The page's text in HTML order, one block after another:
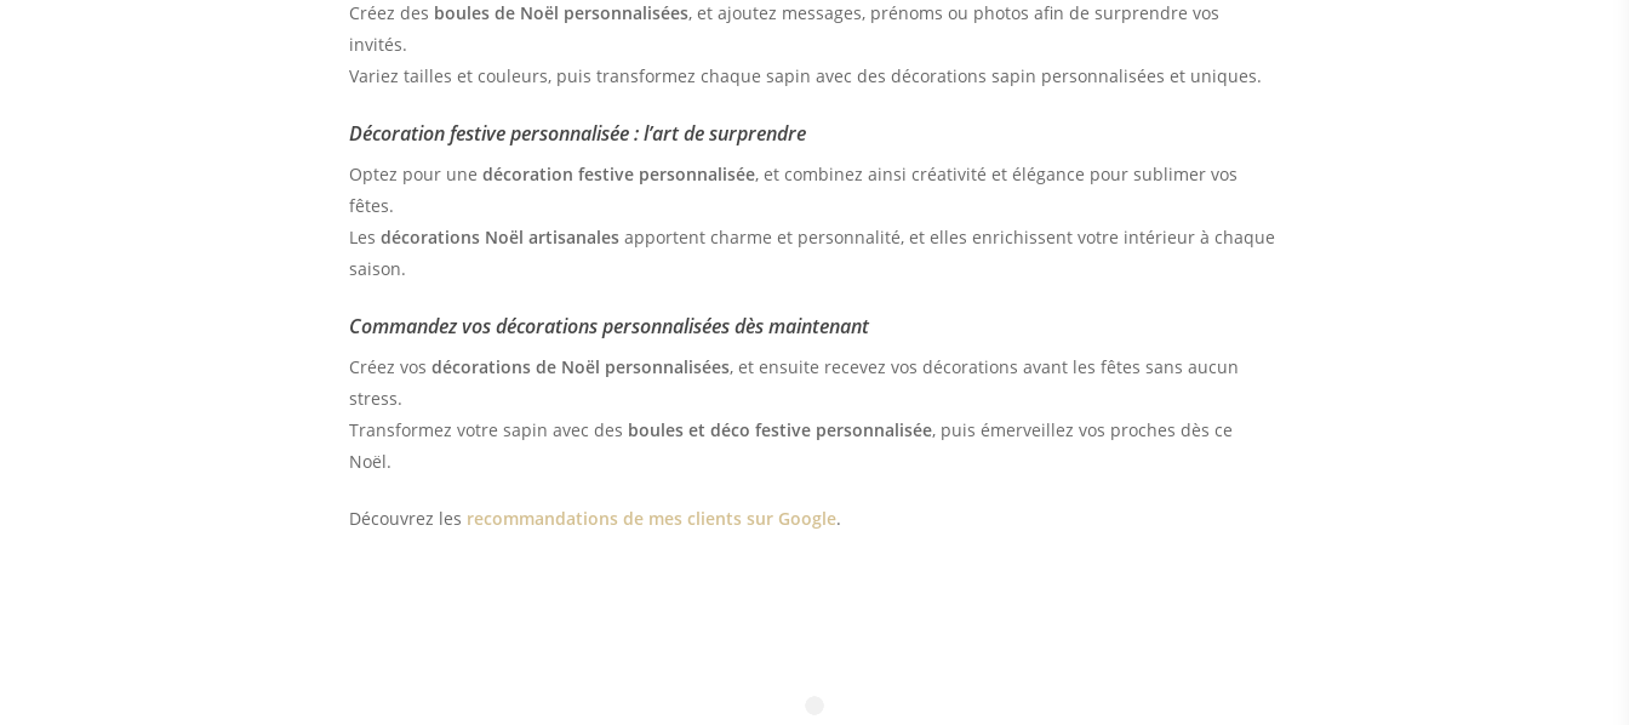
Créez des boules de Noël personnalisées, et ajoutez messages, prénoms ou photos afin de surprendre vos
invités.
Variez tailles et couleurs, puis transformez chaque sapin avec des décorations sapin personnalisées et uniques.
Décoration festive personnalisée : l’art de surprendre
Optez pour unedécoration festive personnalisée, et combinez ainsi créativité et élégance pour sublimer vos
fêtes.
Lesdécorations Noël artisanales apportent charme et personnalité, et elles enrichissent votre intérieur à chaque
saison.
Commandez vos décorations personnalisées dès maintenant
Créez vosdécorations de Noël personnalisées, et ensuite recevez vos décorations avant les fêtes sans aucun
stress.
Transformez votre sapin avec des boules et déco festive personnalisée, puis émerveillez vos proches dès ce
Noël.
Découvrez les recommandations de mes clients sur Google.